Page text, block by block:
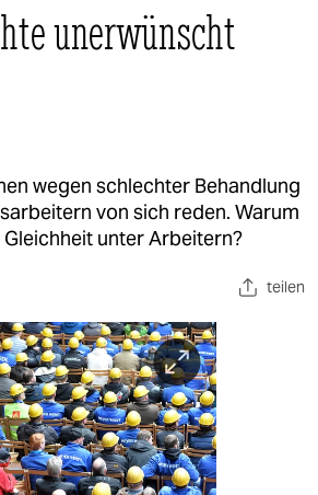
unerwünscht
wegen schlechter Behandlung
von sich reden. Warum
unter Arbeitern?
teilen